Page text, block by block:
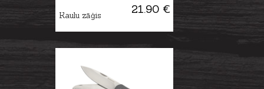
21.90 €
Kaulu zāģis